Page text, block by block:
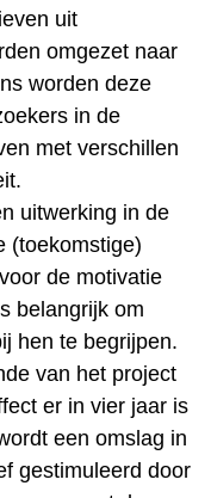
uit
omgezet naar
worden deze
in de
met verschillen
uitwerking in de
(toekomstige)
de motivatie
belangrijk om
hen te begrijpen.
van het project
er in vier jaar is
een omslag in
gestimuleerd door